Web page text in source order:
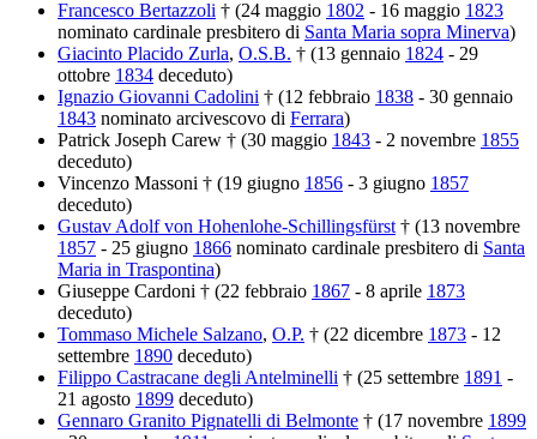
Francesco Bertazzoli † (24 maggio 1802 - 16 maggio 1823
nominato cardinale presbitero di Santa Maria sopra Minerva)
Giacinto Placido Zurla, O.S.B. † (13 gennaio 1824 - 29
ottobre 1834 deceduto)
Ignazio Giovanni Cadolini † (12 febbraio 1838 - 30 gennaio
1843 nominato arcivescovo di Ferrara)
Patrick Joseph Carew † (30 maggio 1843 - 2 novembre 1855
deceduto)
Vincenzo Massoni † (19 giugno 1856 - 3 giugno 1857
deceduto)
Gustav Adolf von Hohenlohe-Schillingsfürst † (13 novembre
1857 - 25 giugno 1866 nominato cardinale presbitero di Santa
Maria in Traspontina)
Giuseppe Cardoni † (22 febbraio 1867 - 8 aprile 1873
deceduto)
Tommaso Michele Salzano, O.P. † (22 dicembre 1873 - 12
settembre 1890 deceduto)
Filippo Castracane degli Antelminelli † (25 settembre 1891 -
21 agosto 1899 deceduto)
Gennaro Granito Pignatelli di Belmonte † (17 novembre 1899